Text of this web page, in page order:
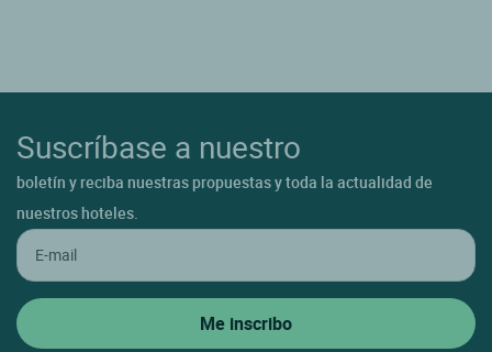
Suscríbase a nuestro
boletín y reciba nuestras propuestas y toda la actualidad de
nuestros hoteles.